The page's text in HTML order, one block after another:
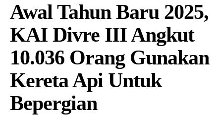
Awal Tahun Baru 2025,
KAI Divre III Angkut
10.036 Orang Gunakan
Kereta Api Untuk
Bepergian